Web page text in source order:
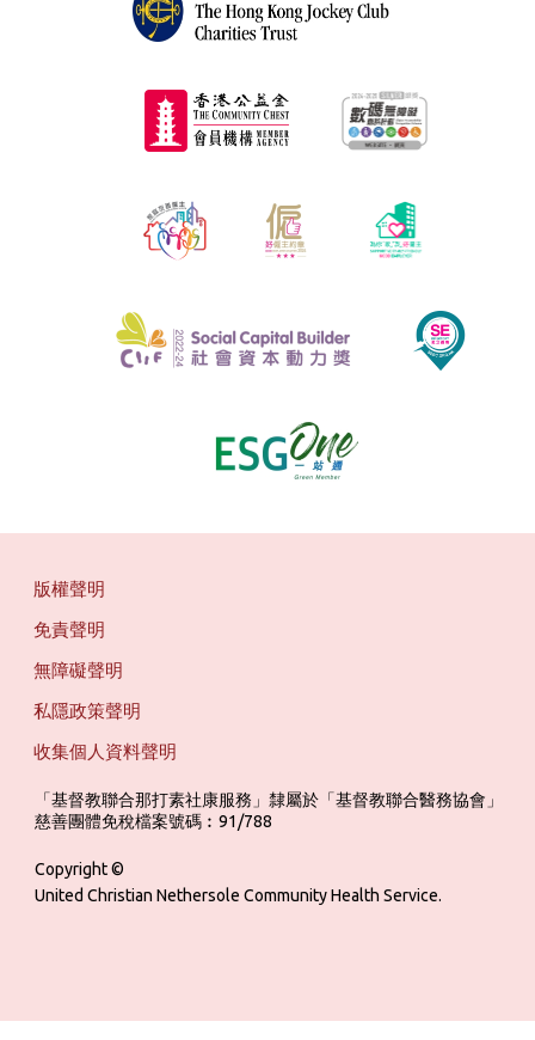
版權聲明
免責聲明
無障礙聲明
私隱政策聲明
收集個人資料聲明
「基督教聯合那打素社康服務」隸屬於「基督教聯合醫務協會」
慈善團體免稅檔案號碼︰91/788
Copyright ©
United Christian Nethersole Community Health Service.